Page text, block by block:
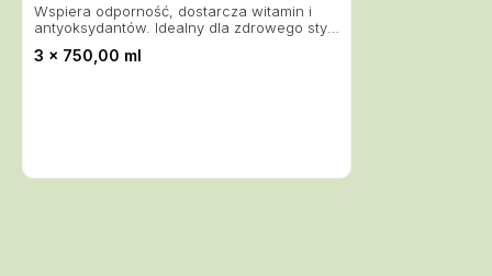
Wspiera odporność, dostarcza witamin i
antyoksydantów. Idealny dla zdrowego stylu
3 x 750,00 ml